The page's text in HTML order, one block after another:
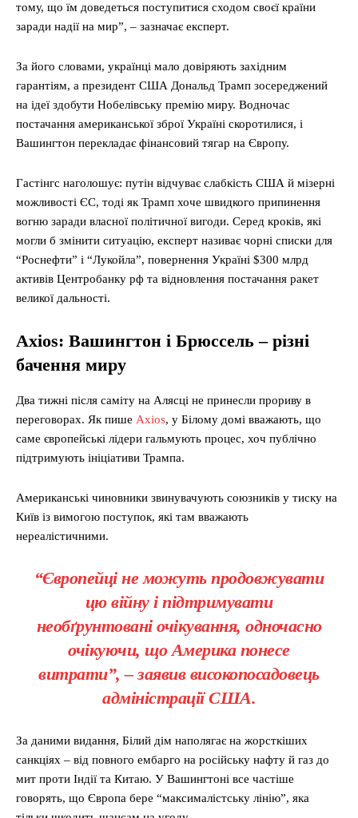
тому, що їм доведеться поступитися сходом своєї країни
заради надії на мир”, – зазначає експерт.
За його словами, українці мало довіряють західним
гарантіям, а президент США Дональд Трамп зосереджений
на ідеї здобути Нобелівську премію миру. Водночас
постачання американської зброї Україні скоротилися, і
Вашингтон перекладає фінансовий тягар на Європу.
Гастінгс наголошує: путін відчуває слабкість США й мізерні
можливості ЄС, тоді як Трамп хоче швидкого припинення
вогню заради власної політичної вигоди. Серед кроків, які
могли б змінити ситуацію, експерт називає чорні списки для
“Роснефти” і “Лукойла”, повернення Україні $300 млрд
активів Центробанку рф та відновлення постачання ракет
великої дальності.
Axios: Вашингтон і Брюссель – різні
бачення миру
Два тижні після саміту на Алясці не принесли прориву в
переговорах. Як пише Axios, у Білому домі вважають, що
саме європейські лідери гальмують процес, хоч публічно
підтримують ініціативи Трампа.
Американські чиновники звинувачують союзників у тиску на
Київ із вимогою поступок, які там вважають
нереалістичними.
“Європейці не можуть продовжувати
цю війну і підтримувати
необґрунтовані очікування, одночасно
очікуючи, що Америка понесе
витрати”, – заявив високопосадовець
адміністрації США.
За даними видання, Білий дім наполягає на жорсткіших
санкціях – від повного ембарго на російську нафту й газ до
мит проти Індії та Китаю. У Вашингтоні все частіше
говорять, що Європа бере “максималістську лінію”, яка